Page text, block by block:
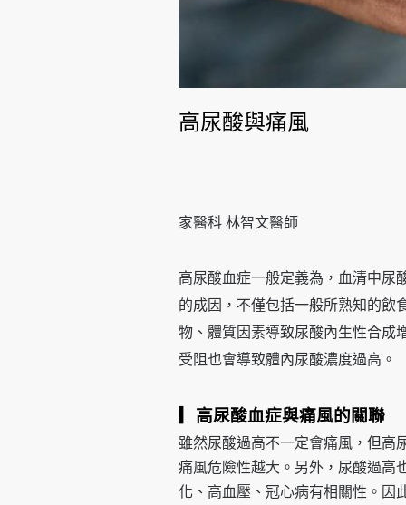
高尿酸與痛風
家醫科 林智文醫師
高尿酸血症一般定義為，血清中尿
的成因，不僅包括一般所熟知的飲
物、體質因素導致尿酸內生性合成
受阻也會導致體內尿酸濃度過高。
▎高尿酸血症與痛風的關聯
雖然尿酸過高不一定會痛風，但高
痛風危險性越大。另外，尿酸過高
化、高血壓、冠心病有相關性。因